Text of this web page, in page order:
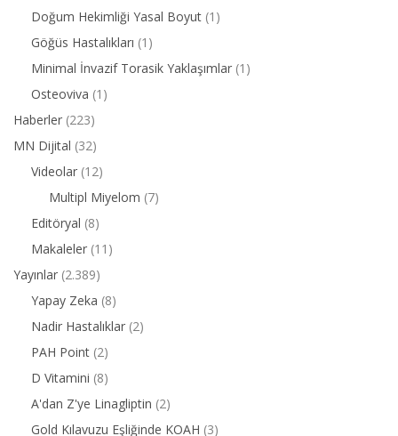
Doğum Hekimliği Yasal Boyut (1)
Göğüs Hastalıkları (1)
Minimal İnvazif Torasik Yaklaşımlar (1)
Osteoviva (1)
Haberler (223)
MN Dijital (32)
Videolar (12)
Multipl Miyelom (7)
Editöryal (8)
Makaleler (11)
Yayınlar (2.389)
Yapay Zeka (8)
Nadir Hastalıklar (2)
PAH Point (2)
D Vitamini (8)
A'dan Z'ye Linagliptin (2)
Gold Kılavuzu Eşliğinde KOAH (3)